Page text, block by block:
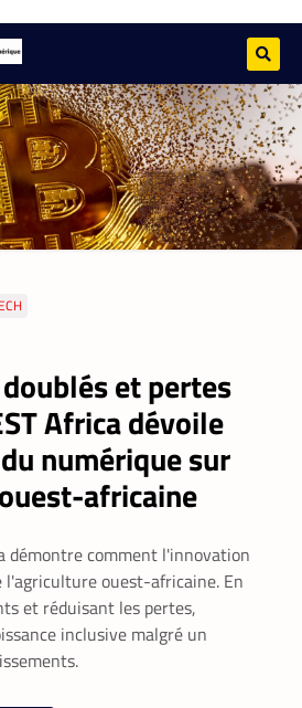
et pertes
Africa dévoile
numérique sur
africaine
démontre comment l'innovation
ouest-africaine. En
et réduisant les pertes,
inclusive malgré un